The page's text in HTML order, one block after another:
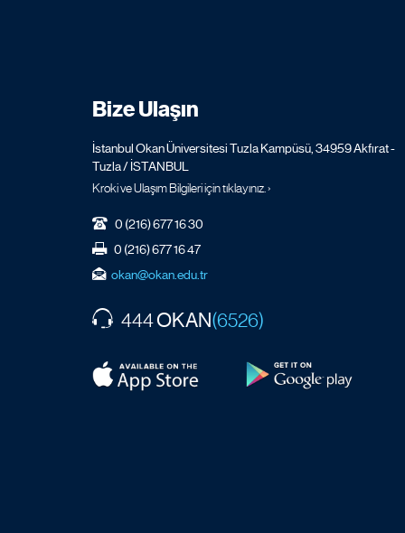
Bize Ulaşın
İstanbul Okan Üniversitesi Tuzla Kampüsü, 34959 Akfırat -
Tuzla / İSTANBUL
Kroki ve Ulaşım Bilgileri için tıklayınız. ›
0 (216) 677 16 30
0 (216) 677 16 47
okan@okan.edu.tr
444OKAN(6526)